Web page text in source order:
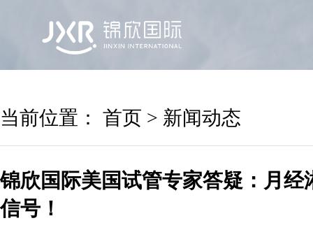
当前位置： 首页 > 新闻动态
锦欣国际美国试管专家答疑：月经
信号！